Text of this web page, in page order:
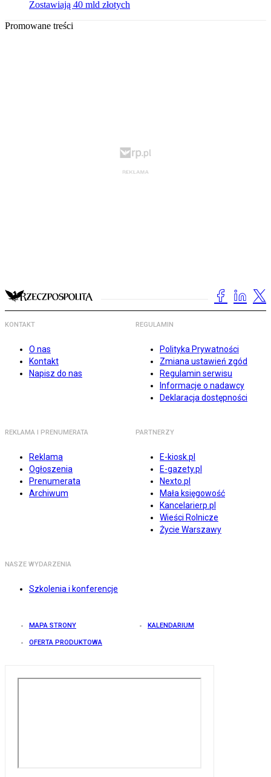
Zostawiają 40 mld złotych
Promowane treści
KONTAKT
O nas
Kontakt
Napisz do nas
REGULAMIN
Polityka Prywatności
Zmiana ustawień zgód
Regulamin serwisu
Informacje o nadawcy
Deklaracja dostępności
REKLAMA I PRENUMERATA
Reklama
Ogłoszenia
Prenumerata
Archiwum
PARTNERZY
E-kiosk.pl
E-gazety.pl
Nexto.pl
Mała księgowość
Kancelarierp.pl
Wieści Rolnicze
Życie Warszawy
NASZE WYDARZENIA
Szkolenia i konferencje
MAPA STRONY KALENDARIUM
OFERTA PRODUKTOWA